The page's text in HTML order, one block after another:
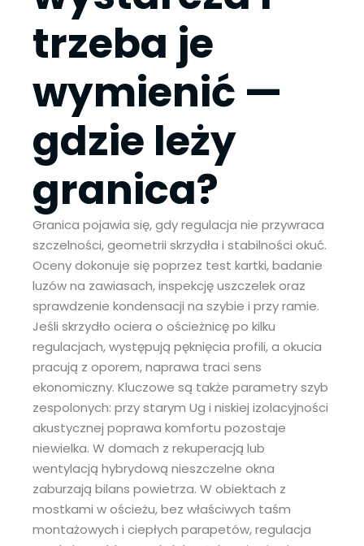
trzeba je
wymienić —
gdzie leży
granica?
Granica pojawia się, gdy regulacja nie przywraca
szczelności, geometrii skrzydła i stabilności okuć.
Oceny dokonuje się poprzez test kartki, badanie
luzów na zawiasach, inspekcję uszczelek oraz
sprawdzenie kondensacji na szybie i przy ramie.
Jeśli skrzydło ociera o ościeżnicę po kilku
regulacjach, występują pęknięcia profili, a okucia
pracują z oporem, naprawa traci sens
ekonomiczny. Kluczowe są także parametry szyb
zespolonych: przy starym Ug i niskiej izolacyjności
akustycznej poprawa komfortu pozostaje
niewielka. W domach z rekuperacją lub
wentylacją hybrydową nieszczelne okna
zaburzają bilans powietrza. W obiektach z
mostkami w ościeżu, bez właściwych taśm
montażowych i ciepłych parapetów, regulacja